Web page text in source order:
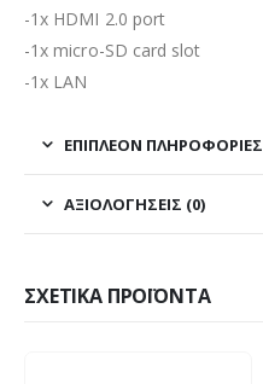
-1x HDMI 2.0 port
-1x micro-SD card slot
-1x LAN
ΕΠΙΠΛΈΟΝ ΠΛΗΡΟΦΟΡΊΕΣ
ΑΞΙΟΛΟΓΉΣΕΙΣ (0)
ΣΧΕΤΙΚΆ ΠΡΟΪΌΝΤΑ